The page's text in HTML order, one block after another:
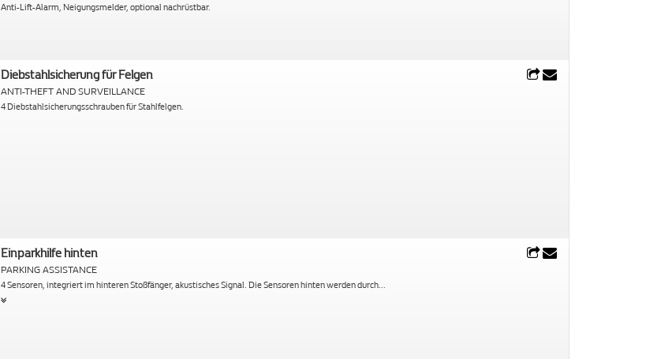
Anti-Lift-Alarm, Neigungsmelder, optional nachrüstbar.
Diebstahlsicherung für Felgen
ANTI-THEFT AND SURVEILLANCE
4 Diebstahlsicherungsschrauben für Stahlfelgen.
Einparkhilfe hinten
PARKING ASSISTANCE
4 Sensoren, integriert im hinteren Stoßfänger, akustisches Signal. Die Sensoren hinten werden durch...